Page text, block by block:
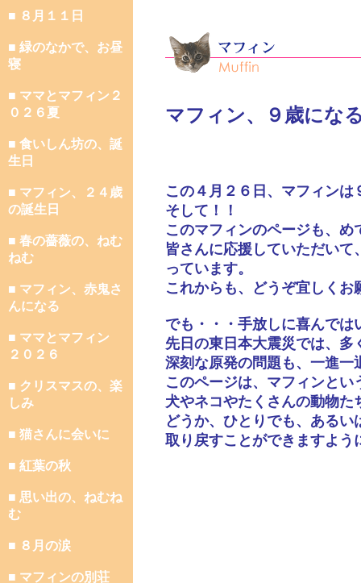
■ ８月１１日
■ 緑のなかで、お昼
寝
■ ママとマフィン２
０２６夏
■ 食いしん坊の、誕
生日
■ マフィン、２４歳
の誕生日
■ 春の薔薇の、ねむ
ねむ
■ マフィン、赤鬼さ
んになる
■ ママとマフィン
２０２６
■ クリスマスの、楽
しみ
■ 猫さんに会いに
■ 紅葉の秋
■ 思い出の、ねむね
む
■ ８月の涙
■ マフィンの別荘
マフィン、９歳にな
この４月２６日、マフィンは
そして！！
このマフィンのページも、
皆さんに応援していただい
っています。
これからも、どうぞ宜しくお
でも・・・手放しに喜んでは
先日の東日本大震災では、
深刻な原発の問題も、一進一
このページは、マフィンと
犬やネコやたくさんの動物
どうか、ひとりでも、ある
取り戻すことができますよう